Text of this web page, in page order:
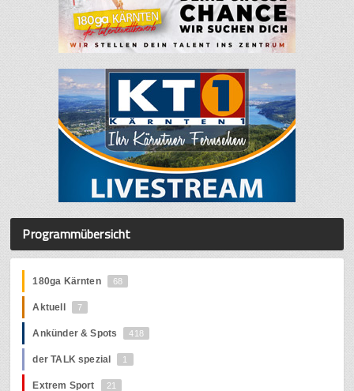
Programmübersicht
180ga Kärnten 68
Aktuell 7
Ankünder & Spots 418
der TALK spezial 1
Extrem Sport 21